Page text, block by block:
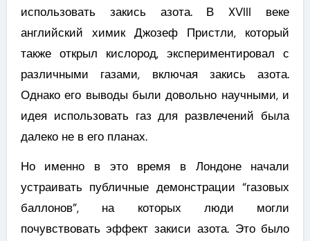
использовать закись азота. В XVIII веке
английский химик Джозеф Пристли, который
также открыл кислород, экспериментировал с
различными газами, включая закись азота.
Однако его выводы были довольно научными, и
идея использовать газ для развлечений была
далеко не в его планах.
Но именно в это время в Лондоне начали
устраивать публичные демонстрации “газовых
баллонов”, на которых люди могли
почувствовать эффект закиси азота. Это было